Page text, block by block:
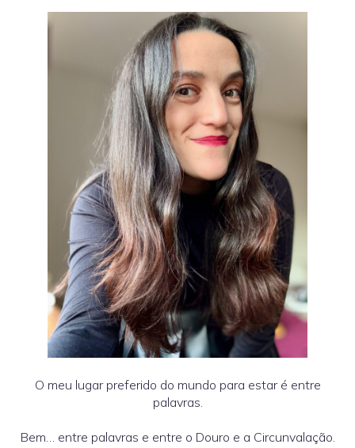
O meu lugar preferido do mundo para estar é entre
palavras.
Bem… entre palavras e entre o Douro e a Circunvalação.